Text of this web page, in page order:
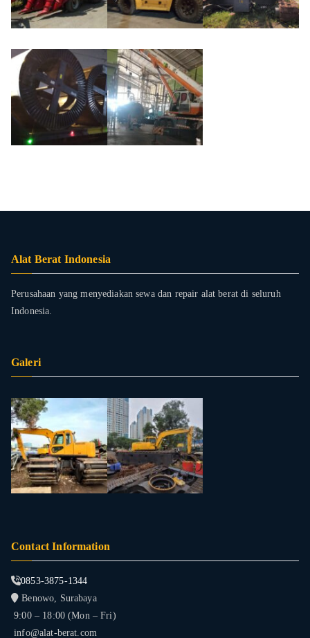
Alat Berat Indonesia
Perusahaan yang menyediakan sewa dan repair alat berat di seluruh
Indonesia.
Galeri
Contact Information
0853-3875-1344
Benowo, Surabaya
9:00 – 18:00 (Mon – Fri)
info@alat-berat.com